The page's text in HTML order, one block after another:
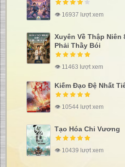
👁 16937 lượt xem
Xuyên Về Thập Niên
Phải Thầy Bói
👁 11463 lượt xem
Kiếm Đạo Đệ Nhất
👁 10544 lượt xem
Tạo Hóa Chi Vương
👁 10439 lượt xem